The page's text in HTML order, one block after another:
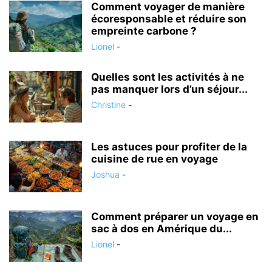
Comment voyager de manière
écoresponsable et réduire son
empreinte carbone ?
Lionel -
Quelles sont les activités à ne
pas manquer lors d’un séjour...
Christine -
Les astuces pour profiter de la
cuisine de rue en voyage
Joshua -
Comment préparer un voyage en
sac à dos en Amérique du...
Lionel -